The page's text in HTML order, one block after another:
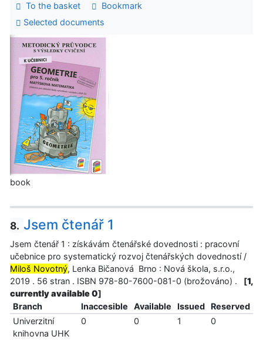
To the basket
Bookmark
Selected documents
book
8. Jsem čtenář 1
Jsem čtenář 1 : získávám čtenářské dovednosti : pracovní
učebnice pro systematický rozvoj čtenářských dovedností /
Miloš Novotný, Lenka Bičanová Brno : Nová škola, s.r.o.,
2019 . 56 stran . ISBN 978-80-7600-081-0 (brožováno) .
[1,
currently available 0]
Branch
Inaccesible Available Issued
Reserved
Univerzitní
knihovna UHK
0 0 1 0